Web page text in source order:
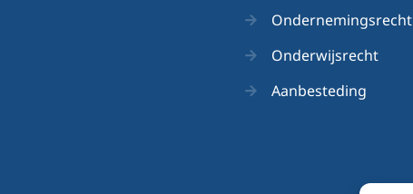
Ondernemingsrecht
Onderwijsrecht
Aanbesteding